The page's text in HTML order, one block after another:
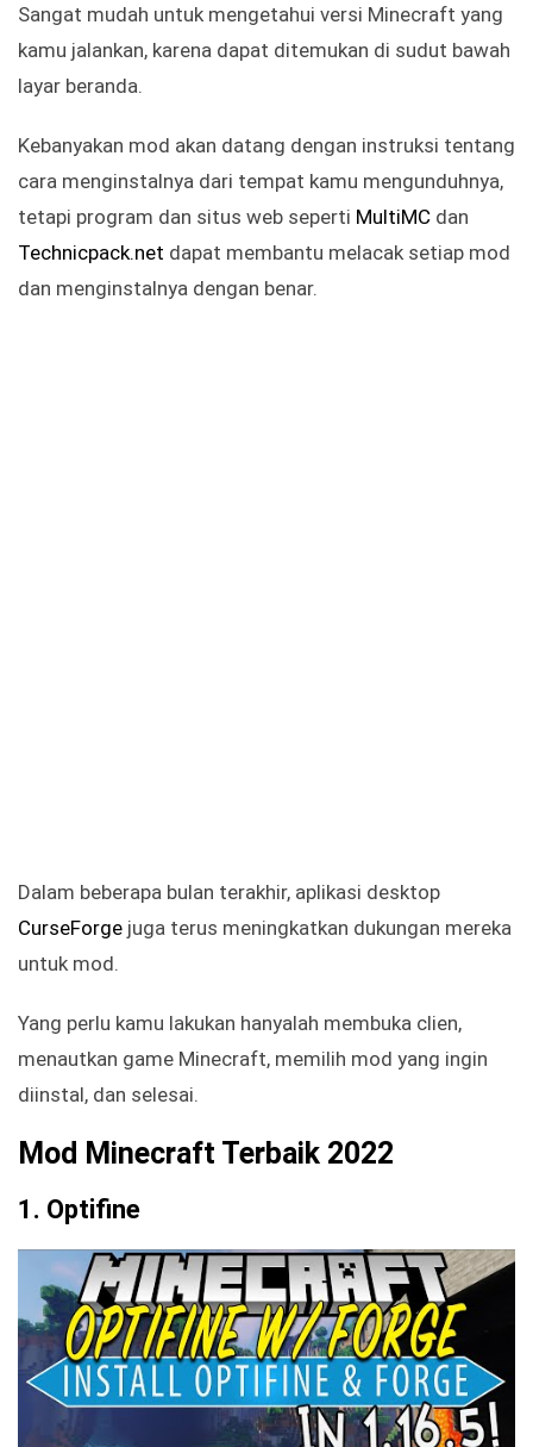
Sangat mudah untuk mengetahui versi Minecraft yang
kamu jalankan, karena dapat ditemukan di sudut bawah
layar beranda.
Kebanyakan mod akan datang dengan instruksi tentang
cara menginstalnya dari tempat kamu mengunduhnya,
tetapi program dan situs web seperti MultiMC dan
Technicpack.net dapat membantu melacak setiap mod
dan menginstalnya dengan benar.
Dalam beberapa bulan terakhir, aplikasi desktop
CurseForge juga terus meningkatkan dukungan mereka
untuk mod.
Yang perlu kamu lakukan hanyalah membuka clien,
menautkan game Minecraft, memilih mod yang ingin
diinstal, dan selesai.
Mod Minecraft Terbaik 2022
1. Optifine